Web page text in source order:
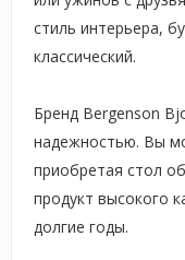
стиль интерьера,
классический.
Бренд Bergenson
надежностью. Вы
приобретая стол
продукт высокого
долгие годы.